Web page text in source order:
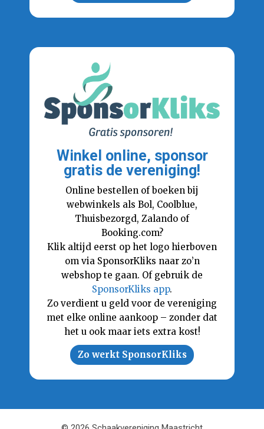
Winkel online, sponsor
gratis de vereniging!
Online bestellen of boeken bij
webwinkels als Bol, Coolblue,
Thuisbezorgd, Zalando of
Booking.com?
Klik altijd eerst op het logo hierboven
om via SponsorKliks naar zo’n
webshop te gaan. Of gebruik de
SponsorKliks app.
Zo verdient u geld voor de vereniging
met elke online aankoop – zonder dat
het u ook maar iets extra kost!
Zo werkt SponsorKliks